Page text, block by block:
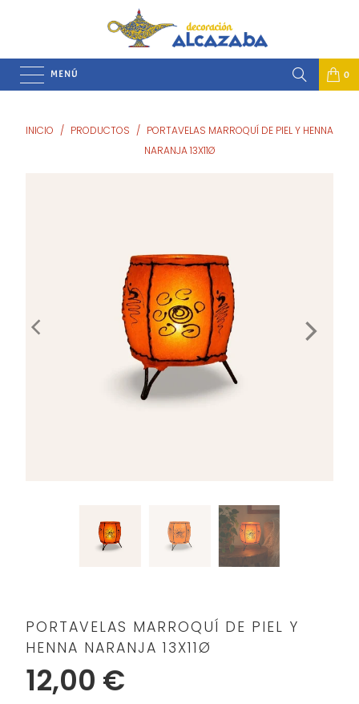
MENÚ 0
INICIO / PRODUCTOS / PORTAVELAS MARROQUÍ DE PIEL Y HENNA
NARANJA 13X11Ø
PORTAVELAS MARROQUÍ DE PIEL Y
HENNA NARANJA 13X11Ø
12,00 €